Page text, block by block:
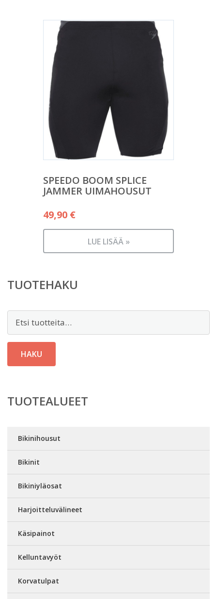
SPEEDO BOOM SPLICE
JAMMER UIMAHOUSUT
49,90 €
LUE LISÄÄ »
TUOTEHAKU
Etsi:
HAKU
TUOTEALUEET
Bikinihousut
Bikinit
Bikiniyläosat
Harjoitteluvälineet
Käsipainot
Kelluntavyöt
Korvatulpat